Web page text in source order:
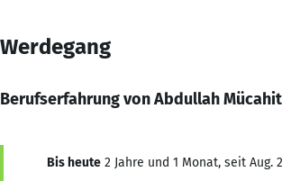
Werdegang
Berufserfahrung von Abdullah
Bis heute 2 Jahre und 1 Monat, seit Aug.